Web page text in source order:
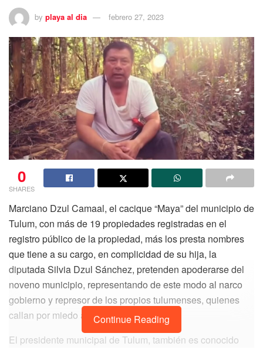
by playa al dia febrero 27, 2023
0
SHARES
Marciano Dzul Camaal, el cacique “Maya” del municipio de
Tulum, con más de 19 propiedades registradas en el
registro público de la propiedad, más los presta nombres
que tiene a su cargo, en complicidad de su hija, la
diputada Silvia Dzul Sánchez, pretenden apoderarse del
noveno municipio, representando de este modo al narco
gobierno y represor de los propios tulumenses, quienes
callan por miedo a represalias.
El presidente municipal de Tulum, también es conocido
Continue Reading